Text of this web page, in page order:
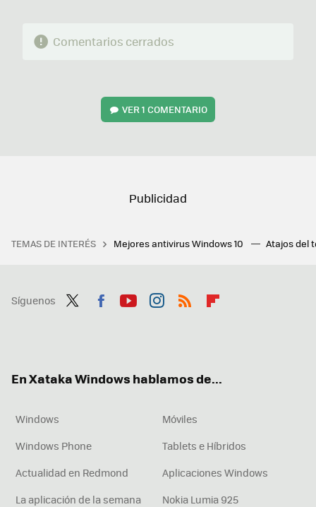
Comentarios cerrados
VER1 COMENTARIO
TEMAS DE INTERÉS Mejores antivirus Windows 10 Atajos del
Síguenos
En Xataka Windows hablamos de...
Windows
Móviles
Windows Phone
Tablets e Híbridos
Actualidad en Redmond
Aplicaciones Windows
La aplicación de la semana
Nokia Lumia 925